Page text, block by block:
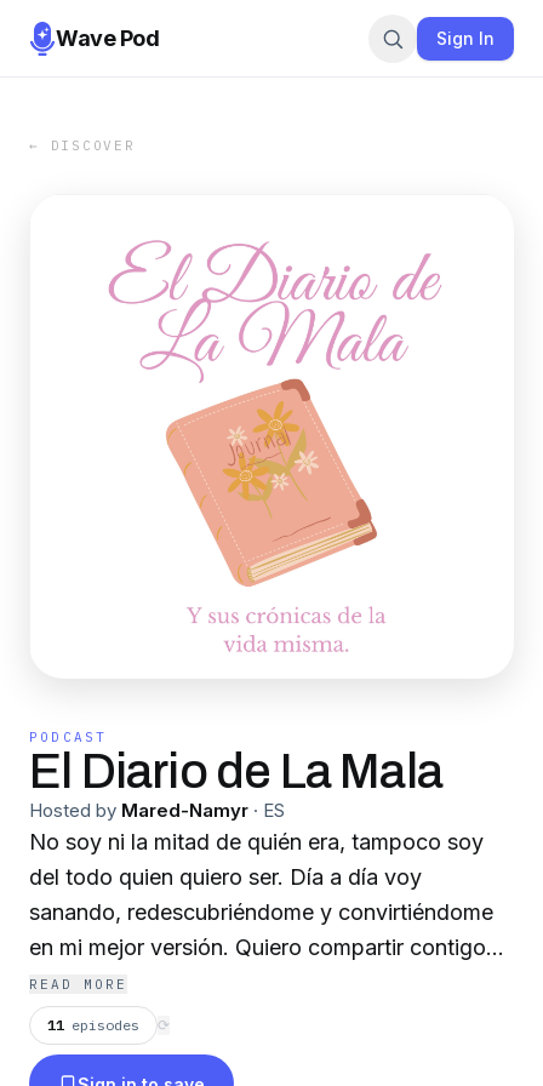
Wave Pod Sign In
← DISCOVER
PODCAST
El Diario de La Mala
Hosted by Mared-Namyr · ES
No soy ni la mitad de quién era, tampoco soy
del todo quien quiero ser. Día a día voy
sanando, redescubriéndome y convirtiéndome
en mi mejor versión. Quiero compartir contigo
mi caminar, mis experiencia en este viaje
llamado vida y en la aventura de aprender a
mirar pa'dentro para que sepas que es posible,
READ MORE
11 episodes ⟳